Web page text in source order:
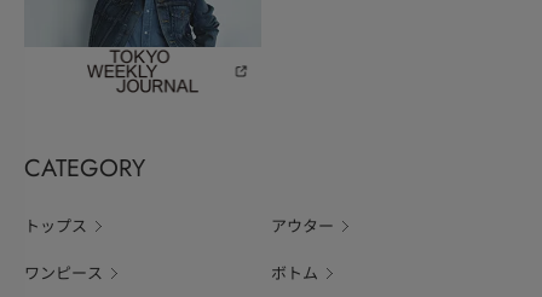
CATEGORY
トップス アウター
ワンピース ボトム